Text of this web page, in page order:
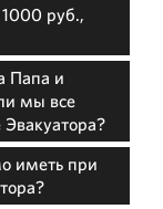
руб.,
Папа и
мы все
иметь при